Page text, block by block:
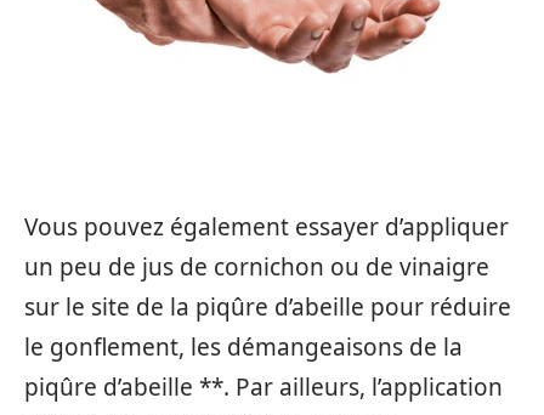
Vous pouvez également essayer d’appliquer
un peu de jus de cornichon ou de vinaigre
sur le site de la piqûre d’abeille pour réduire
le gonflement, les démangeaisons de la
piqûre d’abeille **. Par ailleurs, l’application